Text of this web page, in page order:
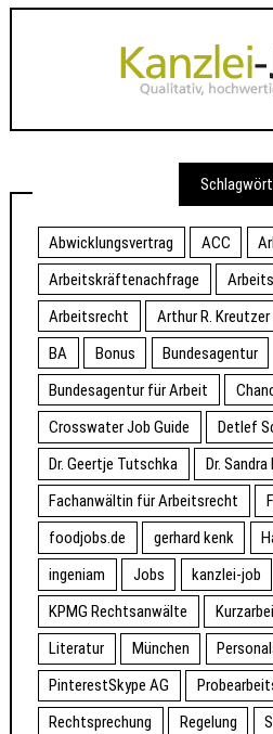
Abwicklungsvertrag ACC
Arbeitskräftenachfrage
Arbeitsrecht
Arthur R. Kreutzer
BA
Bonus
Bundesagentur
Bundesagentur für Arbeit
Crosswater Job Guide
Detlef
Dr. Geertje Tutschka
Dr. Sandra
Fachanwältin für Arbeitsrecht
foodjobs.de
gerhard kenk
ingeniam
Jobs kanzlei-job
KPMG Rechtsanwälte
Literatur
München
PinterestSkype AG
Rechtsprechung
Regelung